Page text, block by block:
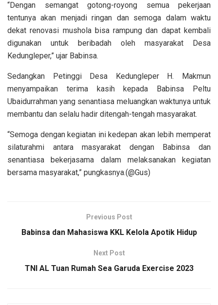
“Dengan semangat gotong-royong semua pekerjaan
tentunya akan menjadi ringan dan semoga dalam waktu
dekat renovasi mushola bisa rampung dan dapat kembali
digunakan untuk beribadah oleh masyarakat Desa
Kedungleper,” ujar Babinsa.
Sedangkan Petinggi Desa Kedungleper H. Makmun
menyampaikan terima kasih kepada Babinsa Peltu
Ubaidurrahman yang senantiasa meluangkan waktunya untuk
membantu dan selalu hadir ditengah-tengah masyarakat.
“Semoga dengan kegiatan ini kedepan akan lebih memperat
silaturahmi antara masyarakat dengan Babinsa dan
senantiasa bekerjasama dalam melaksanakan kegiatan
bersama masyarakat,” pungkasnya.(@Gus)
Previous Post
Babinsa dan Mahasiswa KKL Kelola Apotik Hidup
Next Post
TNI AL Tuan Rumah Sea Garuda Exercise 2023